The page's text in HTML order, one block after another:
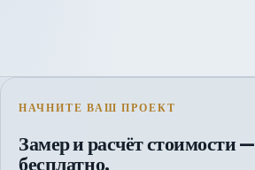
НАЧНИТЕ ВАШ ПРОЕКТ
Замер и расчёт стоимости —
бесплатно.